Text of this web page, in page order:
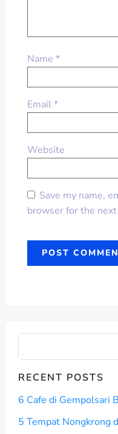
Name *
Email*
Website
Save my name,
browser for the
RECENT POSTS
6 Cafe di Gempolsari
5 Tempat Nongkrong